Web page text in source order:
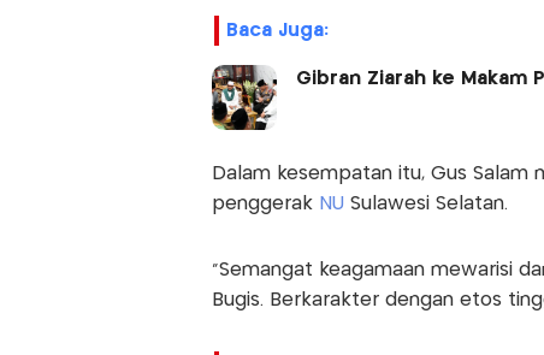
Baca Juga:
Gibran Ziarah ke Makam
Dalam kesempatan itu, Gus Salam
penggerak NU Sulawesi Selatan.
“Semangat keagamaan mewarisi
Bugis. Berkarakter dengan etos